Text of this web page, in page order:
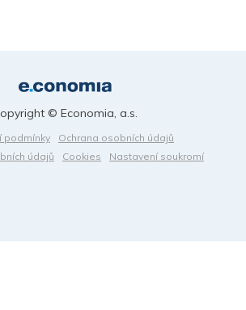
podmínky
Ochrana osobních údajů
údajů
Cookies Nastavení soukromí
© Economia, a.s.